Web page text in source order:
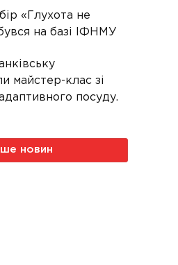
«Глухота не
на базі ІФНМУ
майстер-клас зі
посуду.
новин